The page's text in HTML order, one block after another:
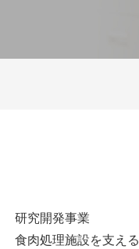
研究開発事業
食肉処理施設を支え